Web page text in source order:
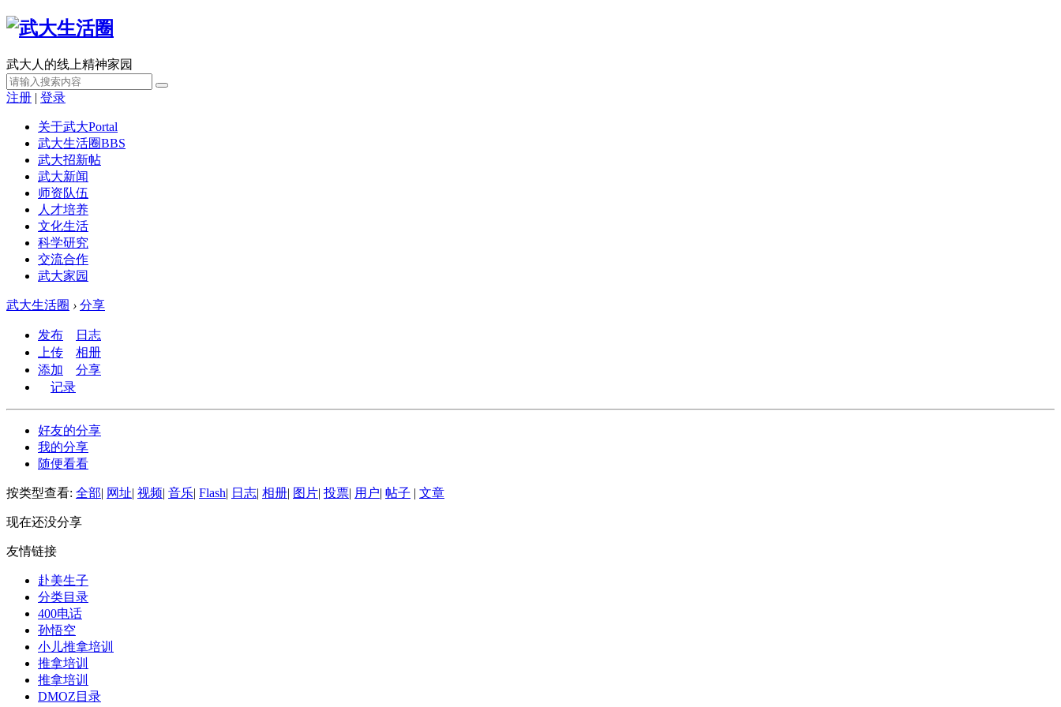
武大人的线上精神家园
注册 | 登录
关于武大Portal
武大生活圈BBS
武大招新帖
武大新闻
师资队伍
人才培养
文化生活
科学研究
交流合作
武大家园
武大生活圈 › 分享
发布
日志
上传
相册
添加
分享
记录
好友的分享
我的分享
随便看看
按类型查看: 全部| 网址| 视频| 音乐| Flash| 日志| 相册| 图片| 投票| 用户| 帖子 | 文章
现在还没分享
友情链接
赴美生子
分类目录
400电话
孙悟空
小儿推拿培训
推拿培训
推拿培训
DMOZ目录